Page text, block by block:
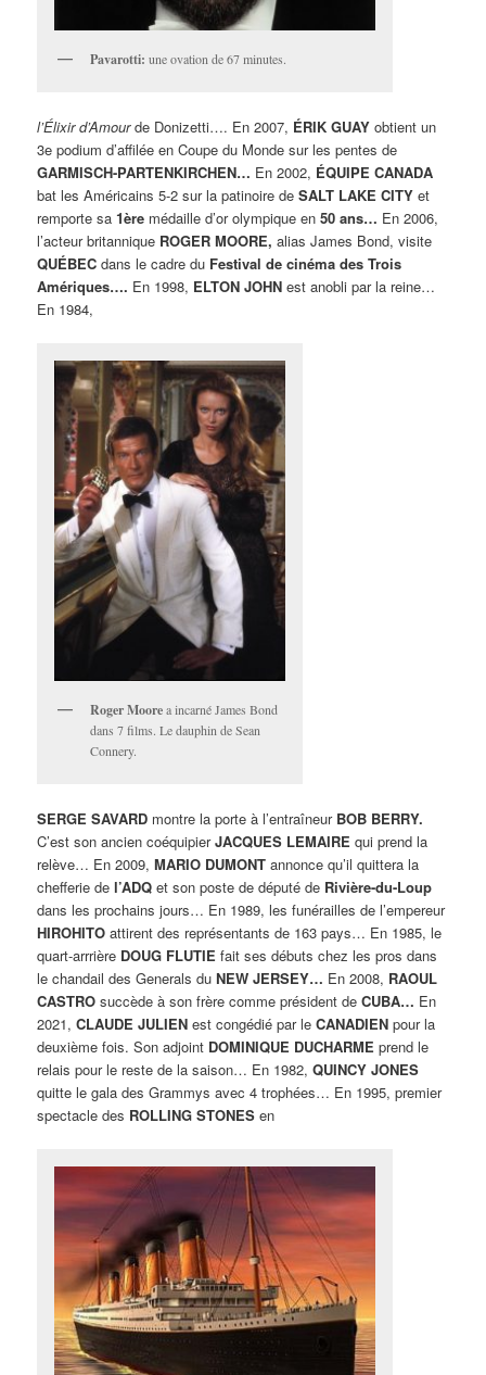
Pavarotti: une ovation de 67 minutes.
l’Élixir d’Amourde Donizetti…. En 2007, ÉRIK GUAY obtient un
3e podium d’affilée en Coupe du Monde sur les pentes de
GARMISCH-PARTENKIRCHEN… En 2002, ÉQUIPE CANADA
bat les Américains 5-2 sur la patinoire deSALT LAKE CITY et
remporte sa1ère médaille d’or olympique en50 ans… En 2006,
l’acteur britannique ROGER MOORE, alias James Bond, visite
QUÉBEC dans le cadre du Festival de cinéma des Trois
Amériques…. En 1998, ELTON JOHN est anobli par la reine…
En 1984,
Roger Moorea incarné James Bond
dans 7 films. Le dauphin de Sean
Connery.
SERGE SAVARD montre la porte à l’entraîneur BOB BERRY.
C’est son ancien coéquipierJACQUES LEMAIRE qui prend la
relève… En 2009,MARIO DUMONT annonce qu’il quittera la
chefferie del’ADQ et son poste de député de Rivière-du-Loup
dans les prochains jours… En 1989, les funérailles de l’empereur
HIROHITO attirent des représentants de 163 pays… En 1985, le
quart-arrrière DOUG FLUTIE fait ses débuts chez les pros dans
le chandail des Generals duNEW JERSEY… En 2008, RAOUL
CASTRO succède à son frère comme président deCUBA… En
2021,CLAUDE JULIEN est congédié par leCANADIEN pour la
deuxième fois. Son adjoint DOMINIQUE DUCHARME prend le
relais pour le reste de la saison… En 1982,QUINCY JONES
quitte le gala des Grammys avec 4 trophées… En 1995, premier
spectacle des ROLLING STONES en